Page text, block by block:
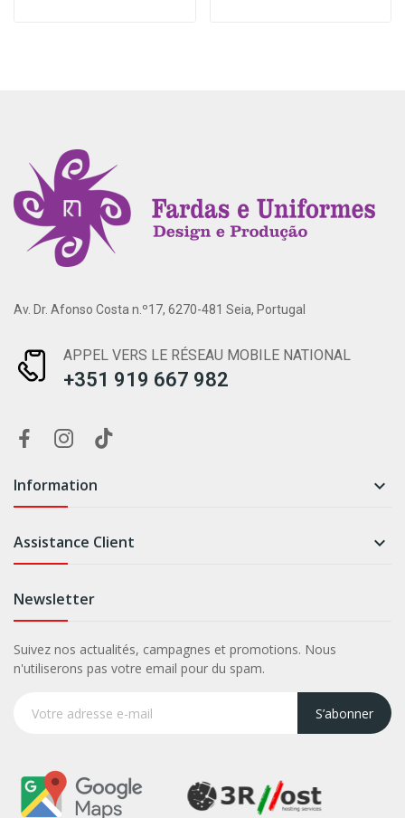
Av. Dr. Afonso Costa n.º17, 6270-481 Seia, Portugal
APPEL VERS LE RÉSEAU MOBILE NATIONAL
+351 919 667 982
Information 
Assistance Client 
Newsletter
Suivez nos actualités, campagnes et promotions. Nous
n'utiliserons pas votre email pour du spam.
S’abonner